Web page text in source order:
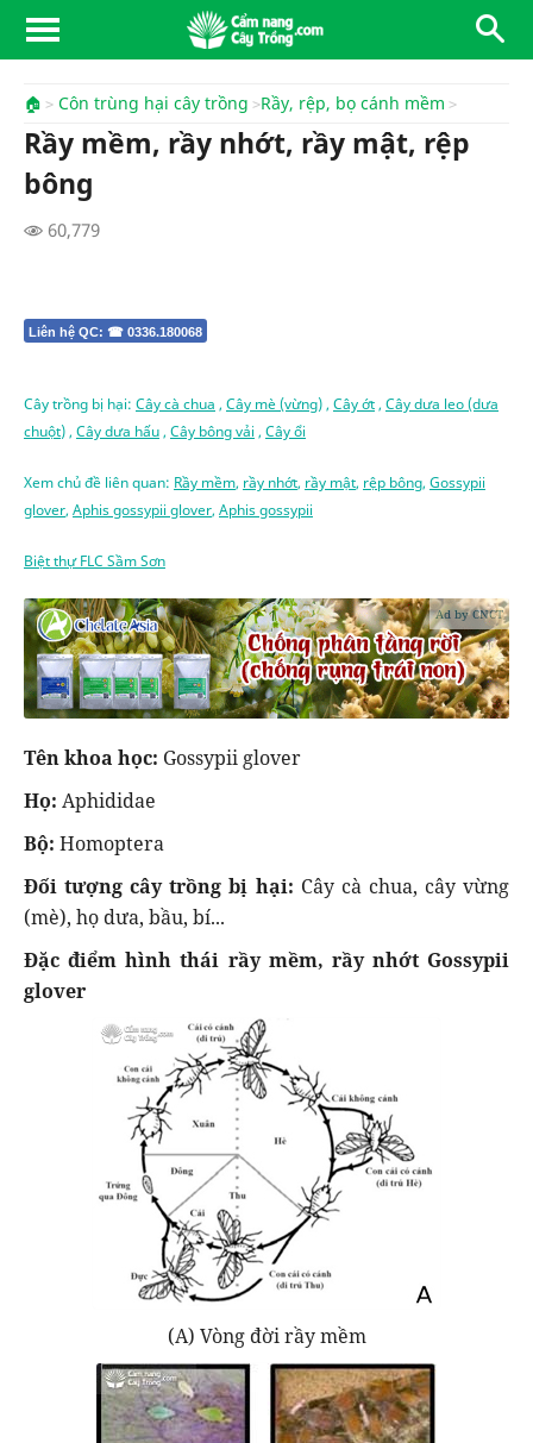
🏠 Côn trùng hại cây trồng Rầy, rệp, bọ cánh mềm
Rầy mềm, rầy nhớt, rầy mật, rệp
bông
60,779
Liên hệ QC: ☎ 0336.180068
Cây trồng bị hại: Cây cà chua , Cây mè (vừng), Cây ớt, Cây dưa leo (dưa
chuột), Cây dưa hấu, Cây bông vải , Cây ổi
Xem chủ đề liên quan: Rầy mềm, rầy nhớt, rầy mật, rệp bông, Gossypii
glover, Aphis gossypii glover, Aphis gossypii
Biệt thự FLC Sầm Sơn
Ad by CNCT
Tên khoa học: Gossypii glover
Họ: Aphididae
Bộ: Homoptera
Đối tượng cây trồng bị hại: Cây cà chua, cây vừng
(mè), họ dưa, bầu, bí...
Đặc điểm hình thái rầy mềm, rầy nhớt Gossypii
glover
(A) Vòng đời rầy mềm